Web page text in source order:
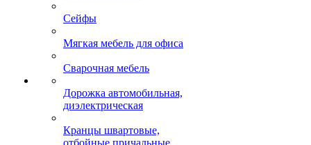
Металлическая мебель,
Мягкая мебель для офиса
Сварочная мебель